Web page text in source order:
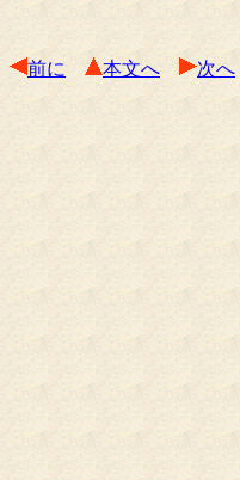
前に 本文へ 次へ